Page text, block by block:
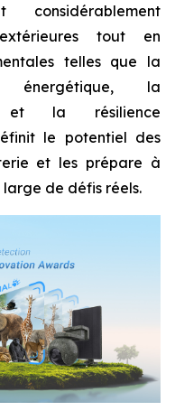
tout en
telles que la
énergétique, la
et la résilience
le potentiel des
et les prépare à
de défis réels.